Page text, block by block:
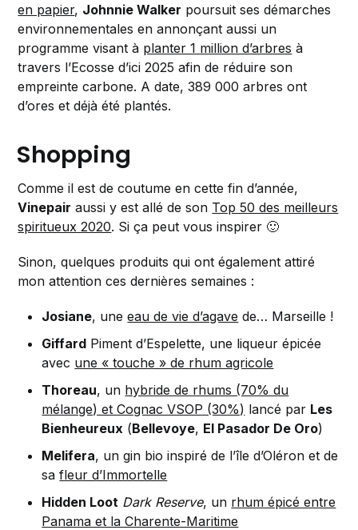
en papier, Johnnie Walker poursuit ses démarches
environnementales en annonçant aussi un
programme visant à planter 1 million d’arbres à
travers l’Ecosse d’ici 2025 afin de réduire son
empreinte carbone. A date, 389 000 arbres ont
d’ores et déjà été plantés.
Shopping
Comme il est de coutume en cette fin d’année,
Vinepair aussi y est allé de son Top 50 des meilleurs
spiritueux 2020. Si ça peut vous inspirer 🙂
Sinon, quelques produits qui ont également attiré
mon attention ces dernières semaines :
Josiane, uneeau de vie d’agave de… Marseille !
Giffard Piment d’Espelette, une liqueur épicée
avec une « touche » de rhum agricole
Thoreau, un hybride de rhums (70% du
mélange) et Cognac VSOP (30%) lancé par Les
Bienheureux (Bellevoye, El Pasador De Oro)
Melifera, un gin bio inspiré de l’île d’Oléron et de
safleur d’Immortelle
Hidden Loot Dark Reserve, un rhum épicé entre
Panama et la Charente-Maritime